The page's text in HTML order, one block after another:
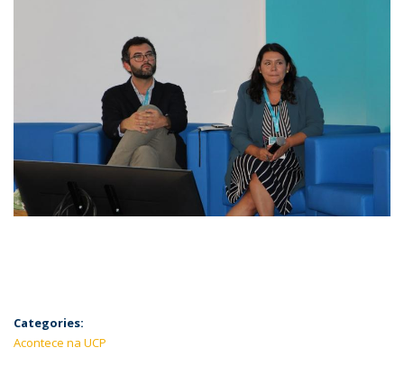
Categories:
Acontece na UCP